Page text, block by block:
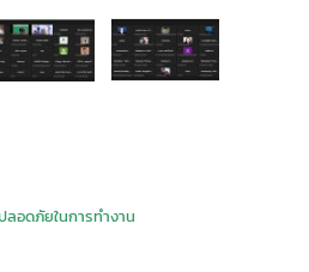
ลอดภัยในการทำงาน